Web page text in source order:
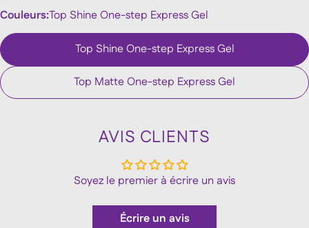
Couleurs:Top Shine One-step Express Gel
Top Shine One-step Express Gel
Top Matte One-step Express Gel
AVIS CLIENTS
Soyez le premier à écrire un avis
Écrire un avis
Les champs marqués * sont obligatoires.
Envoyer Une Question